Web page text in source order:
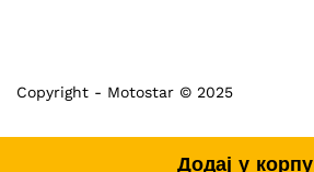
Додај у корпу
Copyright - Motostar © 2025